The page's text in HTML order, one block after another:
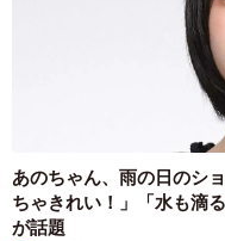
10年前に失踪したと思って
動揺されていたそう（スッキ
――気丈にふるまってら
10年前の当時、お母さ
ないことがあったそう
あのちゃん、雨の日のシ
ちゃきれい！」「水も滴
が話題